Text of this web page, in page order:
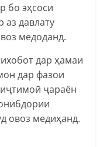
бо эҳсоси
аз давлату
медоданд.
дар ҳамаи
дар фазои
ҷараён
овоз медиҳанд.